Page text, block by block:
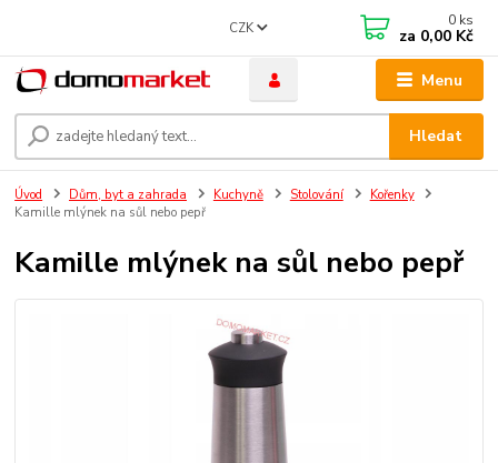
Menu
CZK
Hledat
0 ks
za 0,00 Kč
Úvod Dům, byt a zahrada Kuchyně Stolování
Kořenky
Kamille mlýnek na sůl nebo pepř
Kamille mlýnek na sůl nebo pepř